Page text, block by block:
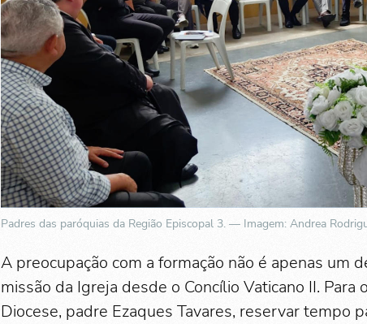
Padres das paróquias da Região Episcopal 3. — Imagem: Andrea
A preocupação com a formação não é apenas um
missão da Igreja desde o Concílio Vaticano II.
Diocese, padre Ezaques Tavares, reservar tempo